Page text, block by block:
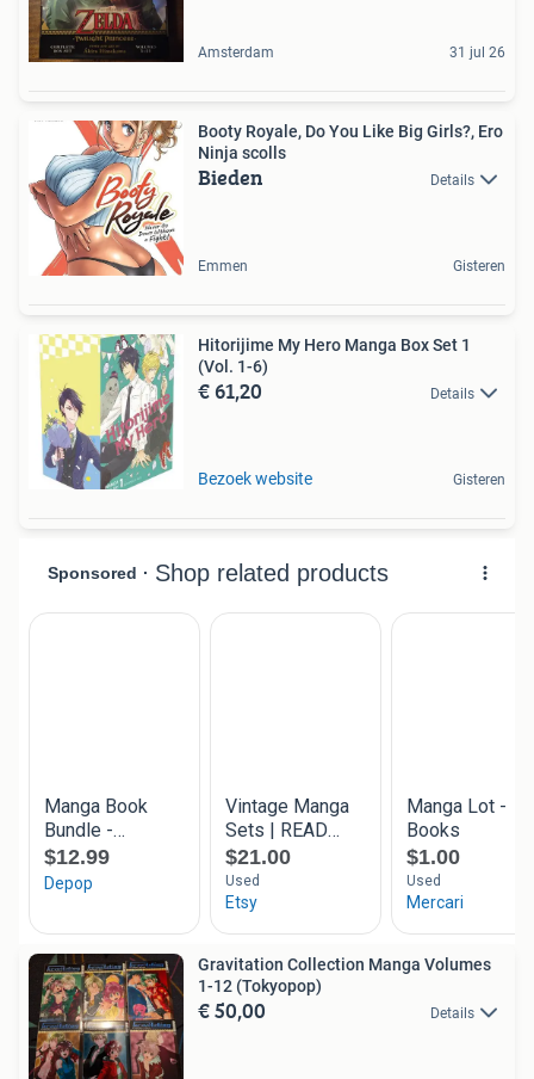
Amsterdam 31 jul 26
Booty Royale, Do You Like Big Girls?, Ero
Ninja scolls
Bieden Details
Emmen Gisteren
Hitorijime My Hero Manga Box Set 1
(Vol. 1-6)
€ 61,20 Details
Bezoek website Gisteren
Gravitation Collection Manga Volumes
1-12 (Tokyopop)
€ 50,00 Details